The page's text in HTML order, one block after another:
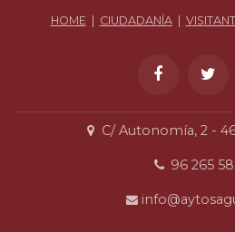
HOME CIUDADANÍA|
C/ Autonomía, 2 -
96 265